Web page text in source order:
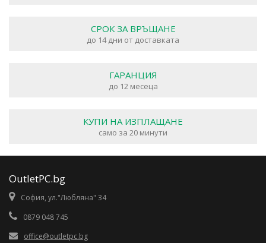
СРОК ЗА ВРЪЩАНЕ
до 14 дни от доставката
ГАРАНЦИЯ
до 12 месеца
КУПИ НА ИЗПЛАЩАНЕ
само за 20 минути
OutletPC.bg
София, ул."Любляна" 34
0879 048 745
office@outletpc.bg